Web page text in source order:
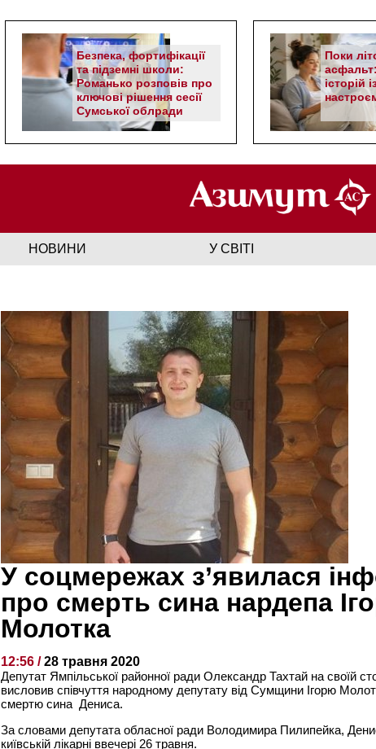
Безпека, фортифікації
та підземні школи:
Романько розповів про
ключові рішення сесії
Сумської облради
Поки
історій
НОВИНИ У СВІТІ
У соцмережах з’явилася
про смерть сина нардепа
Молотка
12:56 /28 травня 2020
Депутат Ямпільської районної ради Олександр Тахтай на своїй
висловив співчуття народному депутату від Сумщини Ігорю
смертю сина Дениса.
За словами депутата обласної ради Володимира Пилипейка,
київській лікарні ввечері 26 травня.